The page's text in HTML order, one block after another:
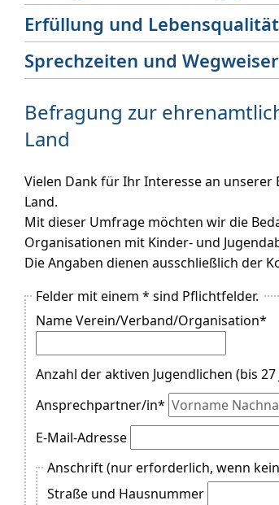
Erfüllung und Lebensqualität
Sprechzeiten und Wegweiser
Befragung zur
Land